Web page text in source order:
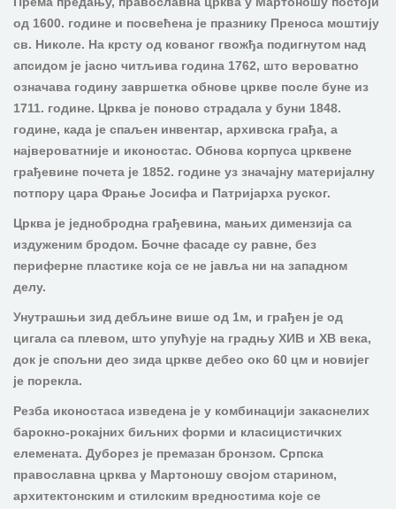
од 1600. године и посвећена је празнику Преноса моштију
св. Николе. На крсту од кованог гвожђа подигнутом над
апсидом је јасно читљива година 1762, што вероватно
означава годину завршетка обнове цркве после буне из
1711. године. Црква је поново страдала у буни 1848.
године, када је спаљен инвентар, архивска грађа, а
највероватније и иконостас. Обнова корпуса црквене
грађевине почета је 1852. године уз значајну материјалну
потпору цара Фрање Јосифа и Патријарха руског.
Црква је једнобродна грађевина, мањих димензија са
издуженим бродом. Бочне фасаде су равне, без
периферне пластике која се не јавља ни на западном
делу.
Унутрашњи зид дебљине више од 1м, и грађен је од
цигала са плевом, што упућује на градњу XИВ и XВ века,
док је спољни део зида цркве дебео око 60 цм и новијег
је порекла.
Резба иконостаса изведена је у комбинацији закаснелих
барокно-рокајних биљних форми и класицистичких
елемената. Дуборез је премазан бронзом. Српска
православна црква у Мартоношу својом старином,
архитектонским и стилским вредностима које се